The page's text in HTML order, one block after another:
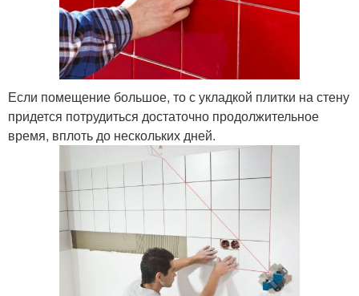
Если помещение большое, то с укладкой плитки на стену
придется потрудиться достаточно продолжительное
время, вплоть до нескольких дней.